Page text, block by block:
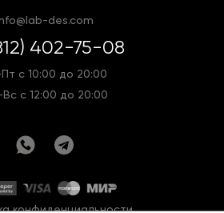
des.com
402-75-08
Пт с 10:00 до 20:00
с 12:00 до 20:00
конфиденциальности